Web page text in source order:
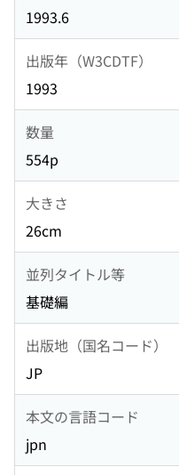
1993.6
出版年（W3CDTF）
1993
数量
554p
大きさ
26cm
並列タイトル等
基礎編
出版地（国名コード）
JP
本文の言語コード
jpn